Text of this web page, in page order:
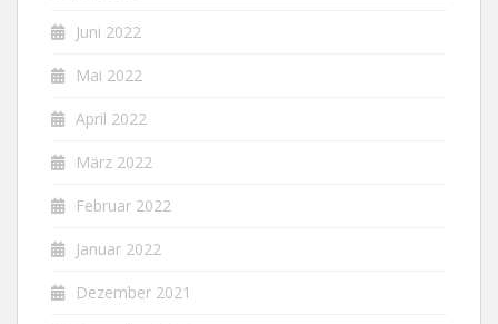
Juni 2022
Mai 2022
April 2022
März 2022
Februar 2022
Januar 2022
Dezember 2021